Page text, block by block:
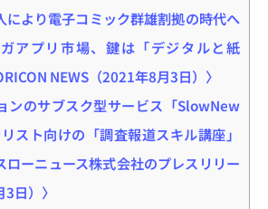
により電子コミック群雄割拠の時代へ
アプリ市場、鍵は「デジタルと紙
NEWS（2021年8月3日）〉
ンのサブスク型サービス「SlowNew
スト向けの「調査報道スキル講座」
ローニュース株式会社のプレスリリー
日）〉